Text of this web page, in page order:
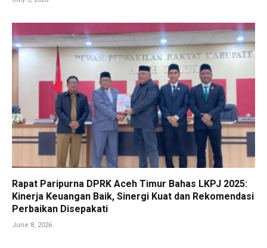
Rapat Paripurna DPRK Aceh Timur Bahas LKPJ 2025:
Kinerja Keuangan Baik, Sinergi Kuat dan Rekomendasi
Perbaikan Disepakati
June 8, 2026